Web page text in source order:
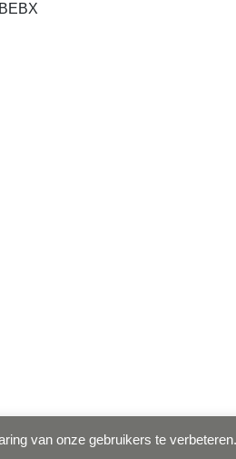
van onze gebruikers te